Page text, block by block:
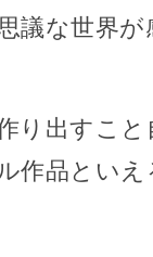
議な世界
り出すこ
作品とい